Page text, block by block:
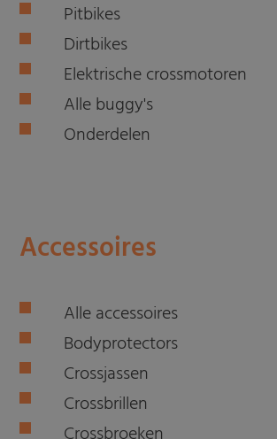
Pitbikes
Dirtbikes
Elektrische crossmotoren
Alle buggy's
Onderdelen
Accessoires
Alle accessoires
Bodyprotectors
Crossjassen
Crossbrillen